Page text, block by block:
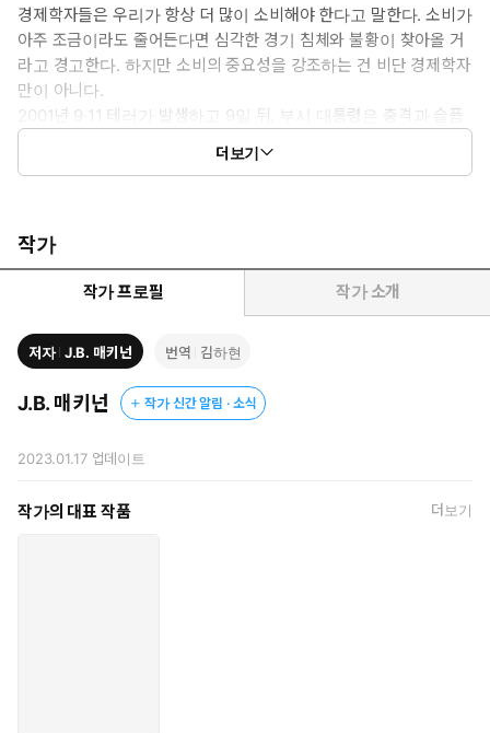
경제학자들은 우리가 항상 더 많이 소비해야 한다고 말한다. 소비가
아주 조금이라도 줄어든다면 심각한 경기 침체와 불황이 찾아올 거
라고 경고한다. 하지만 소비의 중요성을 강조하는 건 비단 경제학자
만이 아니다.
2001년 9·11 테러가 발생하고 9일 뒤, 부시 대통령은 충격과 슬픔
에 휩싸인 국민에게 “미국 경제에 계속 참여하고 경제를 신뢰해주
길 바란다”고 연설하며 ‘소비하라’고 역설해 세계적인 화제를 모았
미국과 전 세계가 갑자기 소비에 열정을 잃은 결과였다. 이 상황
을 두고 경제학자들은 소비가 발생하지 않는 상황이 경제에 치명
적이라는 결론을 지었고 부시의 연설 이후, 소비가 줄어들 때마다
세계 지도자들이 ‘나가서 소비하라’고 부추기는 일은 당연시되었
다. “마치 소비가 선택이 아닌 필수인 것처럼 말이다.”(본문 21쪽)
비단 위의 사례뿐일까. 21세기에 들어서며 우리 인류가 깨우친 핵심
교훈은 ‘사고 사고 또 사는 것’이 시민의 의무라는 것이다. “오늘날
우리가 구매하는 의류를 전부 합치면 매년 5000만 톤에 달하는 옷
시는 전부 산산조각나고 전 세계에 지진이 발생할 것이다.”(본문 16
오락, 최신 전자기기와 이 모든 것에 대한 집착들이 소비문화를 형
더보기
작가
작가 프로필 작가 소개
저자 J.B. 매키넌 번역 김하현
J.B. 매키넌 작가 신간 알림 · 소식
2023.01.17업데이트
작가의 대표 작품 더보기